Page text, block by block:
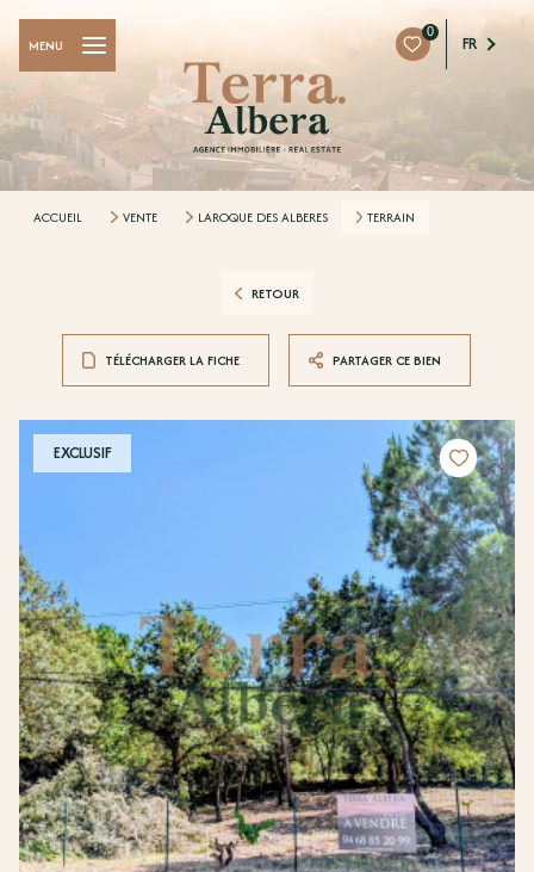
0
FR
MENU
ACCUEIL VENTE LAROQUE DES ALBERES TERRAIN
RETOUR
TÉLÉCHARGER LA FICHE PARTAGER CE BIEN
EXCLUSIF